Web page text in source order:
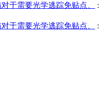
于需要光学逃踪免贴点、
:
于需要光学逃踪免贴点、
: